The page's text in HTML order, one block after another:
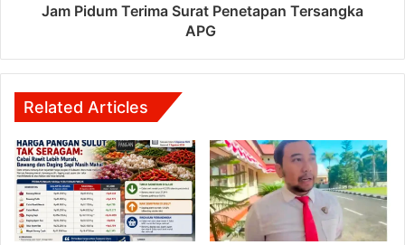
Jam Pidum Terima Surat Penetapan Tersangka
APG
Related Articles